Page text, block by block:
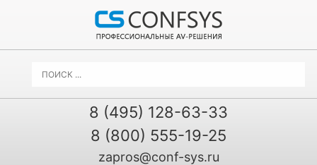
8 (495) 128-63-33
8 (800) 555-19-25
zapros@conf-sys.ru